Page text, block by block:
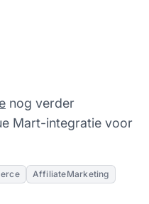
nog verder
Mart-integratie voor
AffiliateMarketing